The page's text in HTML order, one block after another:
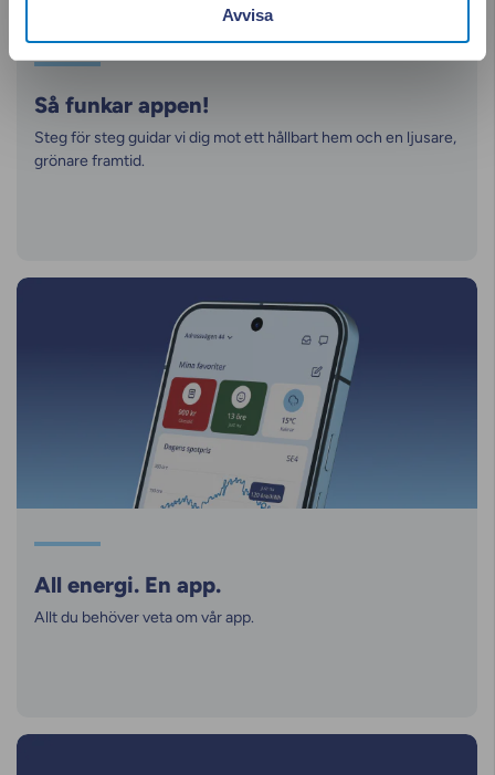
Avvisa
Så funkar appen!
Steg för steg guidar vi dig mot ett hållbart hem och en ljusare,
grönare framtid.
All energi. En app.
Allt du behöver veta om vår app.